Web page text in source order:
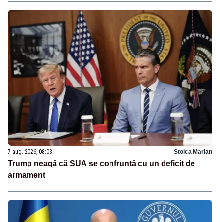
7 aug. 2026, 08:03 Stoica Marian
Trump neagă că SUA se confruntă cu un deficit de
armament